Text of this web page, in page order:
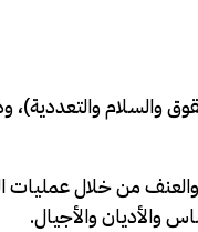
من خلال عمليات
والأديان والأجيال.